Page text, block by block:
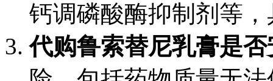
钙调磷酸酶抑制剂等
代购鲁索替尼乳膏是